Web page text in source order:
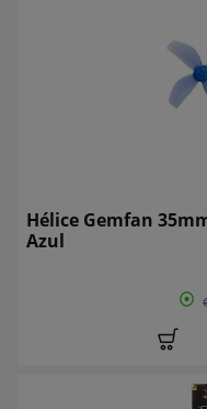
Hélice Gemfan
Azul